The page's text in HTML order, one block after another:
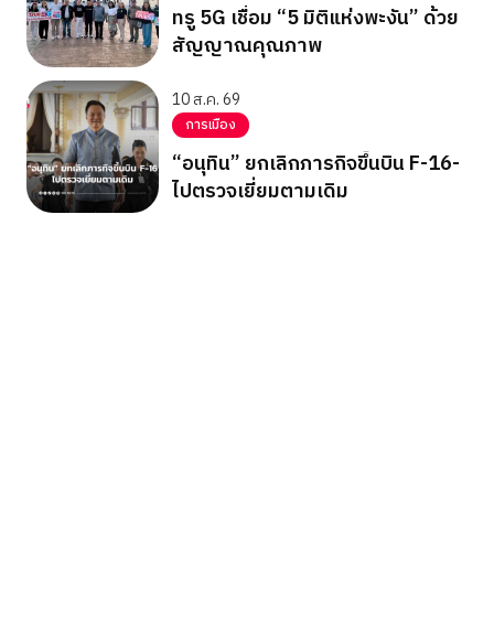
ทรู 5G เชื่อม “5 มิติแห่งพะงัน” ด้วย
สัญญาณคุณภาพ
10 ส.ค. 69
การเมือง
“อนุทิน” ยกเลิกภารกิจขึ้นบิน F-16-
ไปตรวจเยี่ยมตามเดิม